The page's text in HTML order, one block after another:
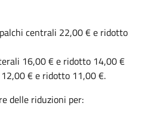
centrali 22,00 € e ridotto
16,00 € e ridotto 14,00 €
€ e ridotto 11,00 €.
delle riduzioni per: